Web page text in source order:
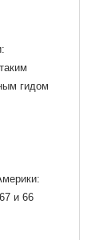
гидом
и 66